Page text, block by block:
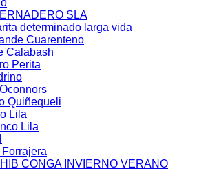
SLA
determinado larga vida
Cuarenteno
Calabash
Perita
Quiñequeli
Lila
Lila
CONGA INVIERNO VERANO